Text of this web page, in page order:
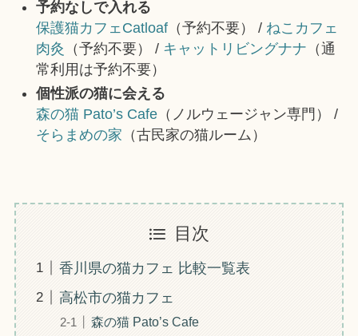
予約なしで入れる
保護猫カフェCatloaf（予約不要） / ねこカフェ
肉灸 （予約不要） / キャットリビングナナ （通
常利用は予約不要）
個性派の猫に会える
森の猫 Pato’s Cafe（ノルウェージャン専門） /
そらまめの家 （古民家の猫ルーム）
目次
香川県の猫カフェ 比較一覧表
高松市の猫カフェ
森の猫 Pato’s Cafe